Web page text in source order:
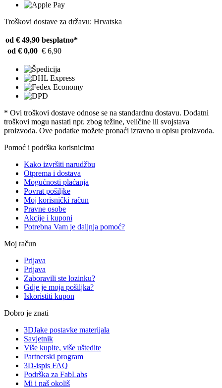
Troškovi dostave za državu: Hrvatska
od € 49,90 besplatno*
od € 0,00 € 6,90
* Ovi troškovi dostave odnose se na standardnu ​​dostavu. Dodatni
troškovi mogu nastati npr. zbog težine, veličine ili svojstava
proizvoda. Ove podatke možete pronaći izravno u opisu proizvoda.
Pomoć i podrška korisnicima
Kako izvršiti narudžbu
Otprema i dostava
Mogućnosti plaćanja
Povrat pošiljke
Moj korisnički račun
Pravne osobe
Akcije i kuponi
Potrebna Vam je daljnja pomoć?
Moj račun
Prijava
Prijava
Zaboravili ste lozinku?
Gdje je moja pošiljka?
Iskoristiti kupon
Dobro je znati
3DJake postavke materijala
Savjetnik
Više kupite, više uštedite
Partnerski program
3D-ispis FAQ
Podrška za FabLabs
Mi i naš okoliš